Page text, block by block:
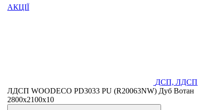
АКЦІЇ
ДСП, ЛДСП
ЛДСП WOODECO PD3033 PU (R20063NW) Дуб Вотан
2800х2100х10